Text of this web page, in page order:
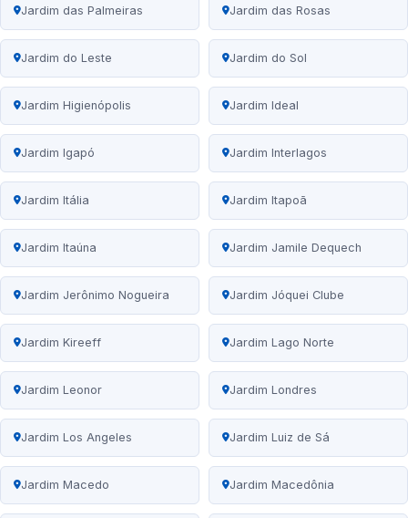
Jardim das Palmeiras Jardim das Rosas
Jardim do Leste Jardim do Sol
Jardim Higienópolis Jardim Ideal
Jardim Igapó Jardim Interlagos
Jardim Itália Jardim Itapoã
Jardim Itaúna Jardim Jamile Dequech
Jardim Jerônimo Nogueira Jardim Jóquei Clube
Jardim Kireeff Jardim Lago Norte
Jardim Leonor Jardim Londres
Jardim Los Angeles Jardim Luiz de Sá
Jardim Macedo Jardim Macedônia